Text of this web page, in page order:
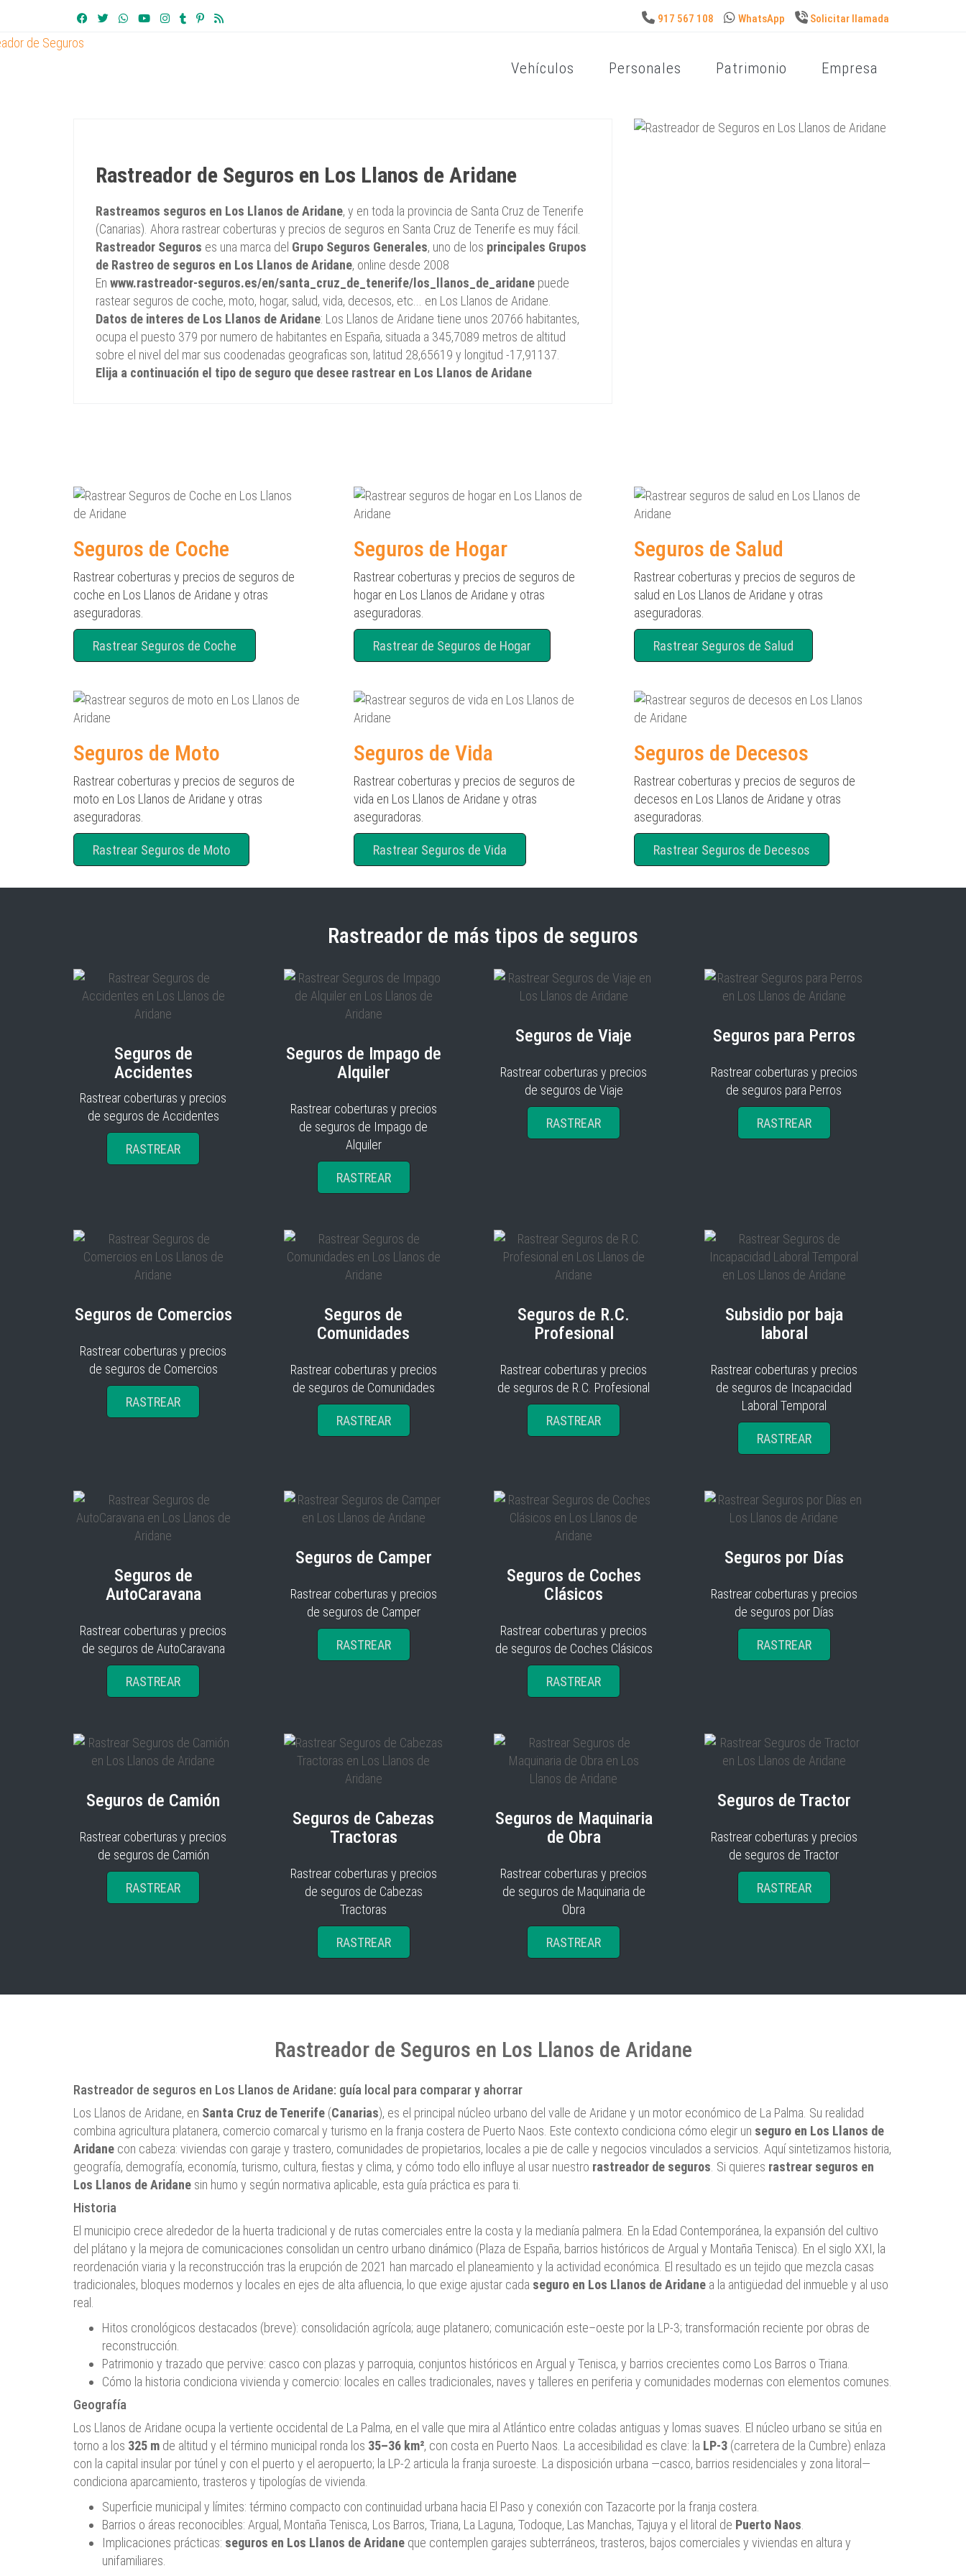
917 567 108 WhatsApp Solicitar llamada
Vehículos Personales Patrimonio Empresa
Rastreador de Seguros en Los Llanos de Aridane
Rastreamos seguros en Los Llanos de Aridane, y en toda la provincia de Santa Cruz de Tenerife
(Canarias). Ahora rastrear coberturas y precios de seguros en Santa Cruz de Tenerife es muy fácil.
Rastreador Seguros es una marca del Grupo Seguros Generales, uno de los principales Grupos
de Rastreo de seguros en Los Llanos de Aridane, online desde 2008
En www.rastreador-seguros.es/en/santa_cruz_de_tenerife/los_llanos_de_aridane puede
rastear seguros de coche, moto, hogar, salud, vida, decesos, etc... en Los Llanos de Aridane.
Datos de interes de Los Llanos de Aridane: Los Llanos de Aridane tiene unos 20766 habitantes,
ocupa el puesto 379 por numero de habitantes en España, situada a 345,7089 metros de altitud
sobre el nivel del mar sus coodenadas geograficas son, latitud 28,65619 y longitud -17,91137.
Elija a continuación el tipo de seguro que desee rastrear en Los Llanos de Aridane
Seguros de Coche
Rastrear coberturas y precios de seguros de
coche en Los Llanos de Aridane y otras
aseguradoras.
Rastrear Seguros de Coche
Seguros de Hogar
Rastrear coberturas y precios de seguros de
hogar en Los Llanos de Aridane y otras
aseguradoras.
Rastrear de Seguros de Hogar
Seguros de Salud
Rastrear coberturas y precios de seguros de
salud en Los Llanos de Aridane y otras
aseguradoras.
Rastrear Seguros de Salud
Seguros de Moto
Rastrear coberturas y precios de seguros de
moto en Los Llanos de Aridane y otras
aseguradoras.
Rastrear Seguros de Moto
Seguros de Vida
Rastrear coberturas y precios de seguros de
vida en Los Llanos de Aridane y otras
aseguradoras.
Rastrear Seguros de Vida
Seguros de Decesos
Rastrear coberturas y precios de seguros de
decesos en Los Llanos de Aridane y otras
aseguradoras.
Rastrear Seguros de Decesos
Rastreador de más tipos de seguros
Seguros de
Accidentes
Rastrear coberturas y precios
de seguros de Accidentes
RASTREAR
Seguros de Impago de
Alquiler
Rastrear coberturas y precios
de seguros de Impago de
Alquiler
RASTREAR
Seguros de Viaje
Rastrear coberturas y precios
de seguros de Viaje
RASTREAR
Seguros para Perros
Rastrear coberturas y precios
de seguros para Perros
RASTREAR
Seguros de Comercios
Rastrear coberturas y precios
de seguros de Comercios
RASTREAR
Seguros de
Comunidades
Rastrear coberturas y precios
de seguros de Comunidades
RASTREAR
Seguros de R.C.
Profesional
Rastrear coberturas y precios
de seguros de R.C. Profesional
RASTREAR
Subsidio por baja
laboral
Rastrear coberturas y precios
de seguros de Incapacidad
Laboral Temporal
RASTREAR
Seguros de
AutoCaravana
Rastrear coberturas y precios
de seguros de AutoCaravana
RASTREAR
Seguros de Camper
Rastrear coberturas y precios
de seguros de Camper
RASTREAR
Seguros de Coches
Clásicos
Rastrear coberturas y precios
de seguros de Coches Clásicos
RASTREAR
Seguros por Días
Rastrear coberturas y precios
de seguros por Días
RASTREAR
Seguros de Camión
Rastrear coberturas y precios
de seguros de Camión
RASTREAR
Seguros de Cabezas
Tractoras
Rastrear coberturas y precios
de seguros de Cabezas
Tractoras
RASTREAR
Seguros de Maquinaria
de Obra
Rastrear coberturas y precios
de seguros de Maquinaria de
Obra
RASTREAR
Seguros de Tractor
Rastrear coberturas y precios
de seguros de Tractor
RASTREAR
Rastreador de Seguros en Los Llanos de Aridane
Rastreador de seguros en Los Llanos de Aridane: guía local para comparar y ahorrar
Los Llanos de Aridane, en Santa Cruz de Tenerife (Canarias), es el principal núcleo urbano del valle de Aridane y un motor económico de La Palma. Su realidad
combina agricultura platanera, comercio comarcal y turismo en la franja costera de Puerto Naos. Este contexto condiciona cómo elegir un seguro en Los Llanos de
Aridane con cabeza: viviendas con garaje y trastero, comunidades de propietarios, locales a pie de calle y negocios vinculados a servicios. Aquí sintetizamos historia,
geografía, demografía, economía, turismo, cultura, fiestas y clima, y cómo todo ello influye al usar nuestro rastreador de seguros . Si quieres rastrear seguros en
Los Llanos de Aridane sin humo y según normativa aplicable, esta guía práctica es para ti.
Historia
El municipio crece alrededor de la huerta tradicional y de rutas comerciales entre la costa y la medianía palmera. En la Edad Contemporánea, la expansión del cultivo
del plátano y la mejora de comunicaciones consolidan un centro urbano dinámico (Plaza de España, barrios históricos de Argual y Montaña Tenisca). En el siglo XXI, la
reordenación viaria y la reconstrucción tras la erupción de 2021 han marcado el planeamiento y la actividad económica. El resultado es un tejido que mezcla casas
tradicionales, bloques modernos y locales en ejes de alta afluencia, lo que exige ajustar cada seguro en Los Llanos de Aridane a la antigüedad del inmueble y al uso
real.
Hitos cronológicos destacados (breve): consolidación agrícola; auge platanero; comunicación este–oeste por la LP‑3; transformación reciente por obras de
reconstrucción.
Patrimonio y trazado que pervive: casco con plazas y parroquia, conjuntos históricos en Argual y Tenisca, y barrios crecientes como Los Barros o Triana.
Cómo la historia condiciona vivienda y comercio: locales en calles tradicionales, naves y talleres en periferia y comunidades modernas con elementos comunes.
Geografía
Los Llanos de Aridane ocupa la vertiente occidental de La Palma, en el valle que mira al Atlántico entre coladas antiguas y lomas suaves. El núcleo urbano se sitúa en
torno a los 325 m de altitud y el término municipal ronda los 35–36 km², con costa en Puerto Naos. La accesibilidad es clave: la LP‑3 (carretera de la Cumbre) enlaza
con la capital insular por túnel y con el puerto y el aeropuerto; la LP‑2 articula la franja suroeste. La disposición urbana —casco, barrios residenciales y zona litoral—
condiciona aparcamiento, trasteros y tipologías de vivienda.
Superficie municipal y límites: término compacto con continuidad urbana hacia El Paso y conexión con Tazacorte por la franja costera.
Barrios o áreas reconocibles: Argual, Montaña Tenisca, Los Barros, Triana, La Laguna, Todoque, Las Manchas, Tajuya y el litoral de Puerto Naos
Implicaciones prácticas: seguros en Los Llanos de Aridane que contemplen garajes subterráneos, trasteros, bajos comerciales y viviendas en altura y
unifamiliares.